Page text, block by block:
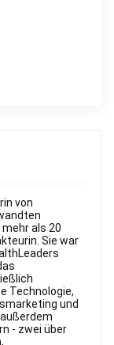
von
als 20
Sie war
Technologie,
und
- zwei über